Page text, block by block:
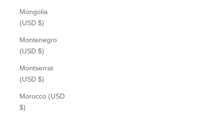
Mongolia
(USD $)
Montenegro
(USD $)
Montserrat
(USD $)
Morocco (USD
$)